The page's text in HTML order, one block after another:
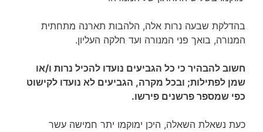
בהדלקת שבעה נרות אלה, הלהבות תארנה מתחתית
המנורה, בואך פני המנורה ועד חלקה העליון.
חשוב להבהיר כי כל הגביעים נועדו להכיל נרות ו/או
שמן לפתילות; ובכל מקרה, הגביעים לא נועדו לקישוט
כפי שמספר פרשנים פירשו.
כעת נשאלת השאלה, היכן ימוקמו יתר חמישה עשר